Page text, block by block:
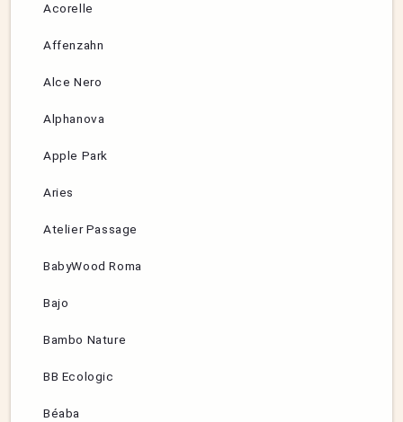
Acorelle
Affenzahn
Alce Nero
Alphanova
Apple Park
Aries
Atelier Passage
BabyWood Roma
Bajo
Bambo Nature
BB Ecologic
Béaba